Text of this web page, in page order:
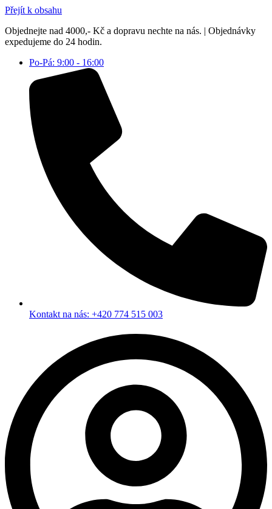
Přejít k obsahu
Objednejte nad 4000,- Kč a dopravu nechte na nás. | Objednávky
expedujeme do 24 hodin.
Po-Pá: 9:00 - 16:00
Kontakt na nás: +420 774 515 003